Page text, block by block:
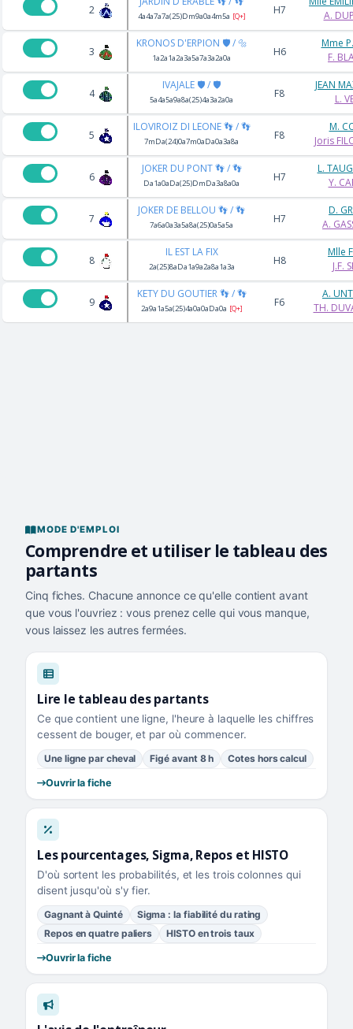
2 4a4a7a7a(25)Dm9a0a4m5a [Q+] H7
A.
3
KRONOS D'ERPION 🛡️ / 🔩
1a2a1a2a3a5a7a3a2a0a H6
Mme
F.
4
IVAJALE 🛡️ / 🛡️
5a4a5a9a8a(25)4a3a2a0a F8
JEAN
L.
5
ILOVIROIZ DI LEONE 👣 / 👣
7mDa(24)0a7m0aDa0a3a8a F8
M.
Joris
6
JOKER DU PONT 👣 / 👣
Da1a0aDa(25)DmDa3a8a0a H7
L.
Y.
7
JOKER DE BELLOU 👣 / 👣
7a6a0a3a5a8a(25)0a5a5a H7
D.
A.
8
IL EST LA FIX
2a(25)8aDa1a9a2a8a1a3a H8
Mlle
J.F.
9
KETY DU GOUTIER 👣 / 👣
2a9a1a5a(25)4a0a0aDa0a [Q+] F6
A.
TH.
MODE D'EMPLOI
Comprendre et utiliser le tableau des
partants
Cinq fiches. Chacune annonce ce qu'elle contient avant
que vous l'ouvriez : vous prenez celle qui vous manque,
vous laissez les autres fermées.
Lire le tableau des partants
Ce que contient une ligne, l'heure à laquelle les chiffres
cessent de bouger, et par où commencer.
Une ligne par cheval Figé avant 8 h Cotes hors calcul
Ouvrir la fiche
Les pourcentages, Sigma, Repos et HISTO
D'où sortent les probabilités, et les trois colonnes qui
disent jusqu'où s'y fier.
Gagnant à Quinté
Sigma : la fiabilité du rating
Repos en quatre paliers
HISTO en trois taux
Ouvrir la fiche